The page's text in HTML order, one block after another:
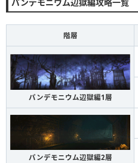
階層
パンデモニウム辺獄編1層
パンデモニウム辺獄編2層